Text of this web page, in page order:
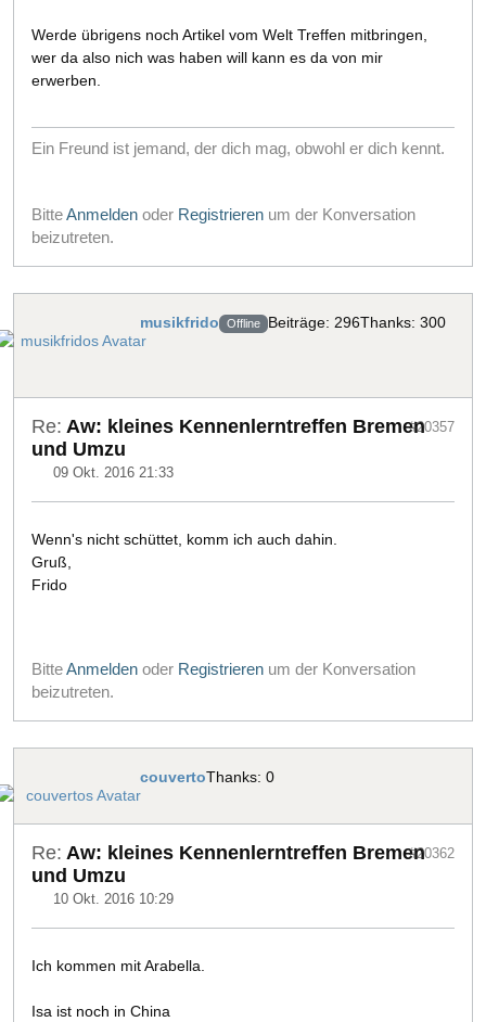
Werde übrigens noch Artikel vom Welt Treffen mitbringen,
wer da also nich was haben will kann es da von mir
erwerben.
Ein Freund ist jemand, der dich mag, obwohl er dich kennt.
BitteAnmelden oder Registrieren um der Konversation
beizutreten.
musikfrido Offline Beiträge: 296Thanks: 300
Re: Aw: kleines Kennenlerntreffen Bremen
und Umzu
09 Okt. 2016 21:33
#20357
Wenn's nicht schüttet, komm ich auch dahin.
Gruß,
Frido
BitteAnmelden oder Registrieren um der Konversation
beizutreten.
couvertoThanks: 0
Re: Aw: kleines Kennenlerntreffen Bremen
und Umzu
10 Okt. 2016 10:29
#20362
Ich kommen mit Arabella.
Isa ist noch in China